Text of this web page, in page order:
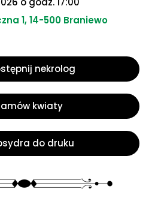
1, 14-500 Braniewo
nekrolog
kwiaty
do druku